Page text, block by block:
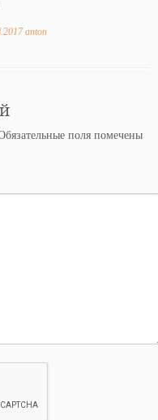
anton
поля помечены